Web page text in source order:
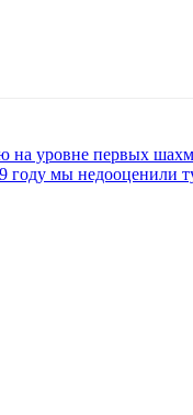
уровне первых
году мы недооценили